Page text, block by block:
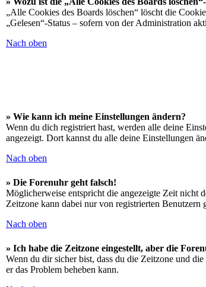
„Alle Cookies des Boards löschen“ löscht die
„Gelesen“-Status – sofern von der Administration
Nach oben
» Wie kann ich meine Einstellungen ändern?
Wenn du dich registriert hast, werden alle deine
angezeigt. Dort kannst du alle deine Einstellungen
Nach oben
» Die Forenuhr geht falsch!
Möglicherweise entspricht die angezeigte Zeit nicht
Zeitzone kann dabei nur von registrierten
Nach oben
» Ich habe die Zeitzone eingestellt, aber die
Wenn du dir sicher bist, dass du die Zeitzone und
er das Problem beheben kann.